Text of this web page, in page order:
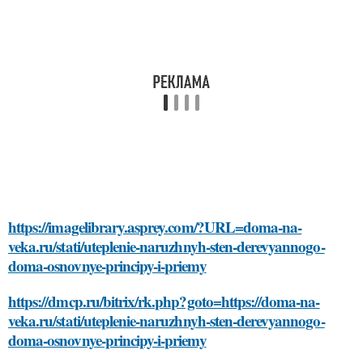
https://imagelibrary.asprey.com/?URL=doma-na-
veka.ru/stati/uteplenie-naruzhnyh-sten-derevyannogo-
doma-osnovnye-principy-i-priemy
https://dmcp.ru/bitrix/rk.php?goto=https://doma-na-
veka.ru/stati/uteplenie-naruzhnyh-sten-derevyannogo-
doma-osnovnye-principy-i-priemy